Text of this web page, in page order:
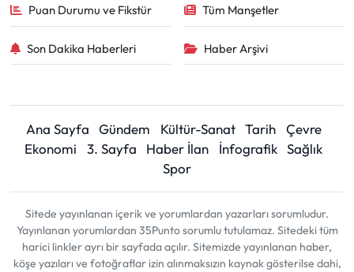
Puan Durumu ve Fikstür Tüm Manşetler
Son Dakika Haberleri Haber Arşivi
Ana Sayfa Gündem Kültür-Sanat Tarih
Çevre
Ekonomi
3. Sayfa Haber İlan İnfografik Sağlık
Spor
Sitede yayınlanan içerik ve yorumlardan yazarları sorumludur.
Yayınlanan yorumlardan 35Punto sorumlu tutulamaz. Sitedeki tüm
harici linkler ayrı bir sayfada açılır. Sitemizde yayınlanan haber,
köşe yazıları ve fotoğraflar izin alınmaksızın kaynak gösterilse dahi,